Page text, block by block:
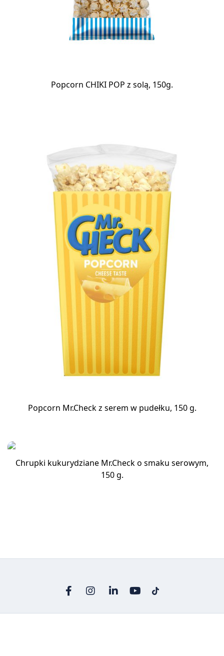
Popcorn CHIKI POP z solą, 150g.
Popcorn Mr.Check z serem w pudełku, 150 g.
Chrupki kukurydziane Mr.Check o smaku serowym,
150 g.